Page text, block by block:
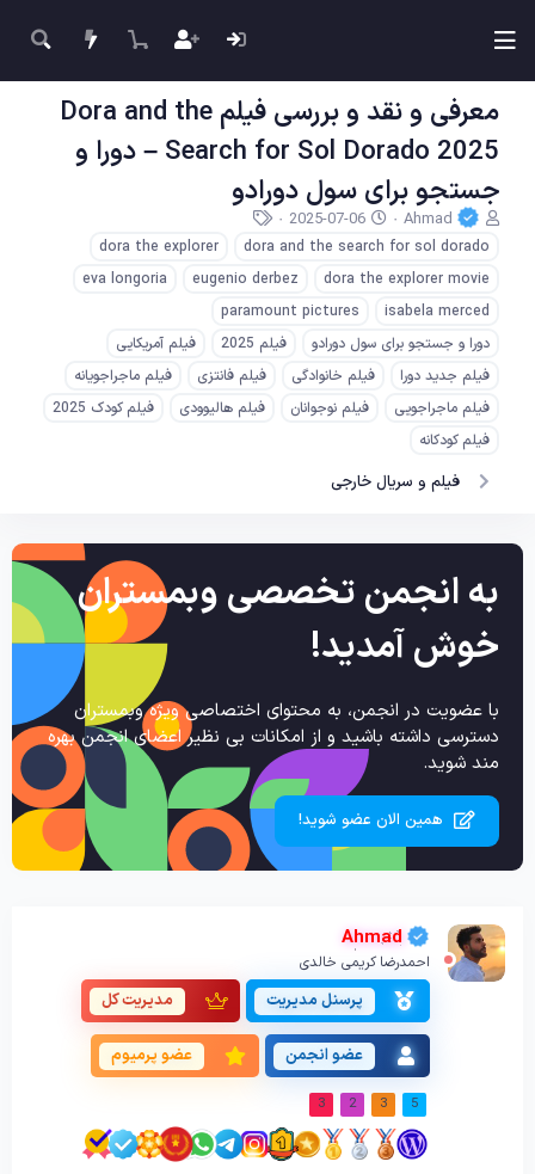
معرفی و نقد و بررسی فیلم Dora and the
Search for Sol Dorado 2025 – دورا و
جستجو برای سول دورادو
ن
و
س
ن
ه
م
و
ض
و
Ahmad
ت
ا
ی
خ
ر
و
ع
2025-07-06
ب
ر
س
ب‌
ا
dora and the search for sol dorado
dora the explorer
dora the explorer movie
eugenio derbez
eva longoria
isabela merced
paramount pictures
دورا و جستجو برای سول دورادو
فیلم 2025
فیلم آمریکایی
فیلم جدید دورا
فیلم خانوادگی فیلم فانتزی
فیلم ماجراجویانه
فیلم ماجراجویی
فیلم نوجوانان فیلم هالیوودی
فیلم کودک 2025
فیلم کودکانه
فیلم و سریال خارجی
به انجمن تخصصی وبمستران
خوش آمدید!
با عضویت در انجمن، به محتوای اختصاصی ویژه وبمستران
دسترسی داشته باشید و از امکانات بی نظیر اعضای انجمن بهره
مند شوید.
همین الان عضو شوید!
Ahmad
احمدرضا کریمی خالدی
پرسنل مدیریت مدیریت کل
عضو انجمن عضو پرمیوم
5
3
2
3